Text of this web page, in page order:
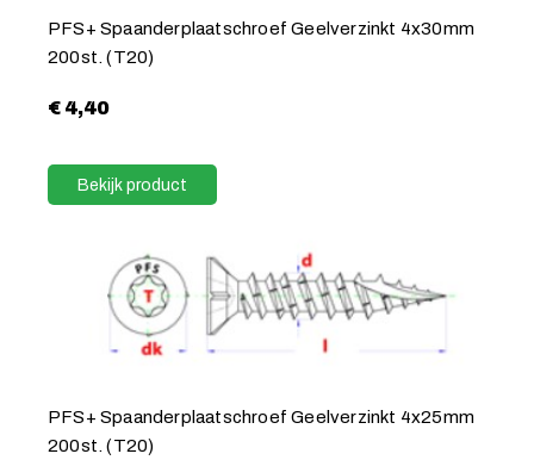
PFS+ Spaanderplaatschroef Geelverzinkt 4x30mm
200st. (T20)
€4,40
Bekijk product
PFS+ Spaanderplaatschroef Geelverzinkt 4x25mm
200st. (T20)